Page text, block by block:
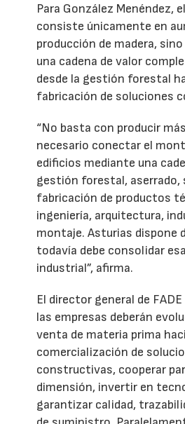
Para González Menéndez,
consiste únicamente en
producción de madera,
una cadena de valor
desde la gestión forestal
fabricación de soluciones
“No basta con producir
necesario conectar el
edificios mediante una
gestión forestal, aserrado,
fabricación de productos
ingeniería, arquitectura,
montaje. Asturias dispone
todavía debe consolidar
industrial”, afirma.
El director general de
las empresas deberán
venta de materia prima
comercialización de
constructivas, cooperar
dimensión, invertir en
garantizar calidad,